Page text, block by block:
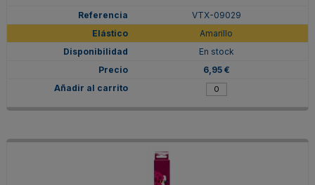
VTX-09029
Amarillo
En stock
6,95 €